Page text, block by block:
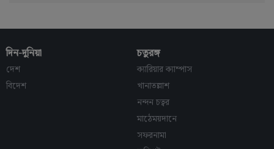
দিন-দুনিয়া
দেশ
বিদেশ
চতুরঙ্গ
ক্যারিয়ার ক্যাম্পাস
খানাতল্লাশ
নন্দন চত্বর
মাঠেময়দানে
সফরনামা